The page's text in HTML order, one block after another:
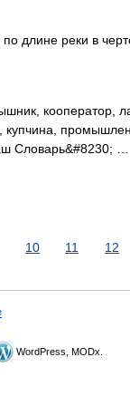
длине реки в
кооператор,
купчина,
Словарь&#8230; …
10 11 12
WordPress, MODx.